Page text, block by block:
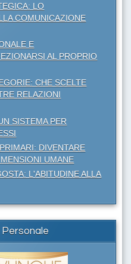
LO
COMUNICAZIONE
E
AL PROPRIO
CHE SCELTE
RELAZIONI
SISTEMA PER
DIVENTARE
UMANE
L'ABITUDINE ALLA